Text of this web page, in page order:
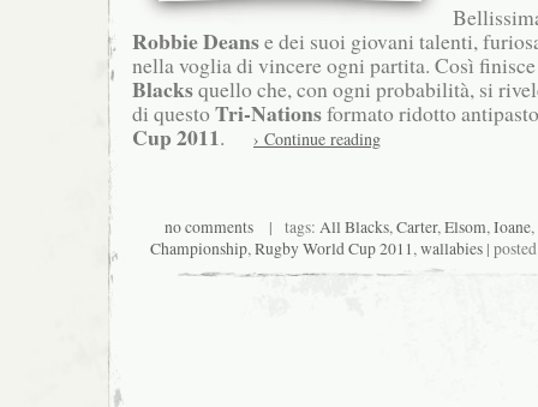
Robbie Deanse dei suoi giovani talenti,
nella voglia di vincere ogni partita. Così
Blacksquello che, con ogni probabilità, si
di questo Tri-Nationsformato ridotto
Cup 2011. › Continue reading
no comments | tags: All Blacks,Carter,Elsom,Ioane,
Championship,Rugby World Cup 2011,wallabies |